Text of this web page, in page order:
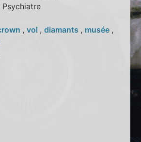
Psychiatre
,vol ,diamants , musée ,